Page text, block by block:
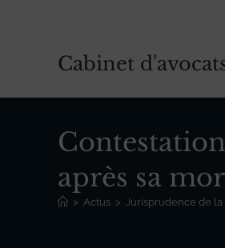
Cabinet
après sa
> Actus > Jurisprudence de la